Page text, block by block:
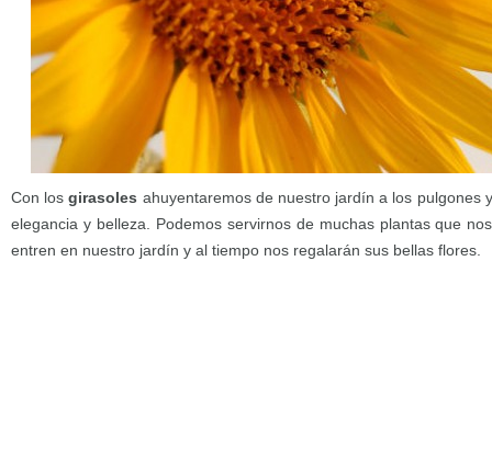
Con losgirasoles ahuyentaremos de nuestro jardín a los pulgones
elegancia y belleza. Podemos servirnos de muchas plantas que
entren en nuestro jardín y al tiempo nos regalarán sus bellas flores.